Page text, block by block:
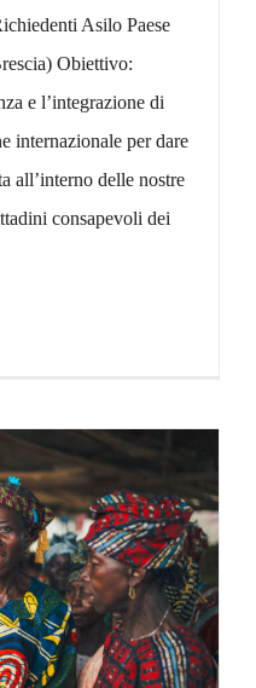
Asilo Paese
Obiettivo:
e l’integrazione di
internazionale per dare
all’interno delle nostre
consapevoli dei